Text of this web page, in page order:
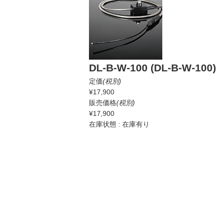
DL-B-W-100 (DL-B-W-100)
定価(税別)
¥17,900
販売価格(税別)
¥17,900
在庫状態 : 在庫有り